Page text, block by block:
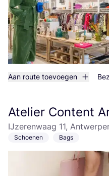
Aan route toevoegen
Atelier Content
IJzerenwaag 11,
Schoenen Bags